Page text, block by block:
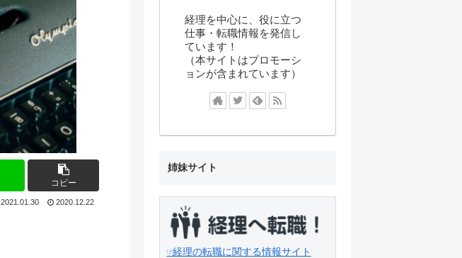
コピー
2021.01.30 2020.12.22
経理を中心に、役に立つ
仕事・転職情報を発信し
ています！
（本サイトはプロモーシ
ョンが含まれています）
姉妹サイト
☞経理の転職に関する情報サイト